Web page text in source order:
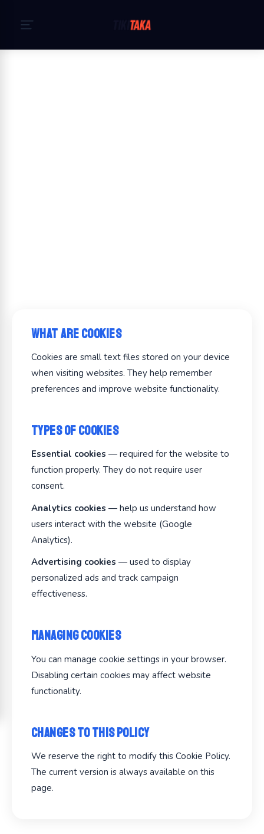
What Are Cookies
Cookies are small text files stored on your device
when visiting websites. They help remember
preferences and improve website functionality.
Types of Cookies
Essential cookies — required for the website to
function properly. They do not require user
consent.
Analytics cookies — help us understand how
users interact with the website (Google
Analytics).
Advertising cookies — used to display
personalized ads and track campaign
effectiveness.
Managing Cookies
You can manage cookie settings in your browser.
Disabling certain cookies may affect website
functionality.
Changes to This Policy
We reserve the right to modify this Cookie Policy.
The current version is always available on this
page.